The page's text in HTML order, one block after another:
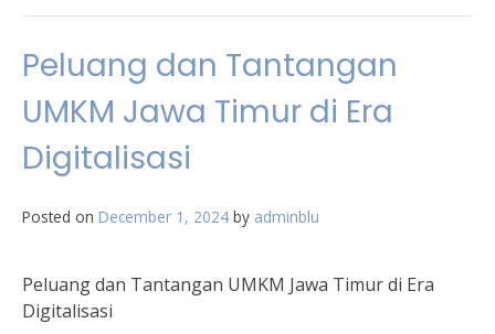
Peluang dan Tantangan
UMKM Jawa Timur di Era
Digitalisasi
Posted on December 1, 2024 by adminblu
Peluang dan Tantangan UMKM Jawa Timur di Era
Digitalisasi